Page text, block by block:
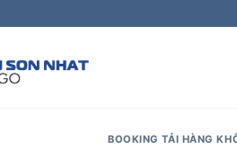
BOOKING TẢI HÀNG